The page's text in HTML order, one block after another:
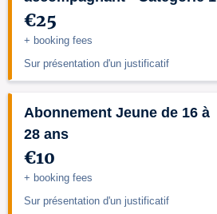
€25
+ booking fees
Sur présentation d'un justificatif
Abonnement Jeune de 16 à
28 ans
€10
+ booking fees
Sur présentation d'un justificatif